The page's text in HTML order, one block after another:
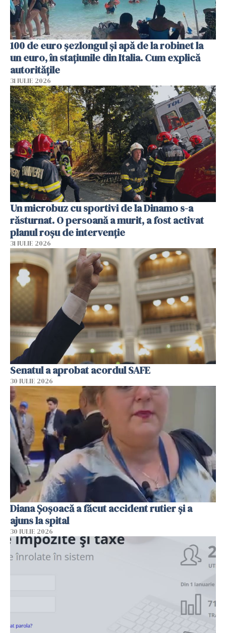
100 de euro șezlongul și apă de la robinet la
un euro, în stațiunile din Italia. Cum explică
autoritățile
31 IULIE 2026
Un microbuz cu sportivi de la Dinamo s-a
răsturnat. O persoană a murit, a fost activat
planul roșu de intervenție
31 IULIE 2026
Senatul a aprobat acordul SAFE
30 IULIE 2026
Diana Șoșoacă a făcut accident rutier și a
ajuns la spital
30 IULIE 2026